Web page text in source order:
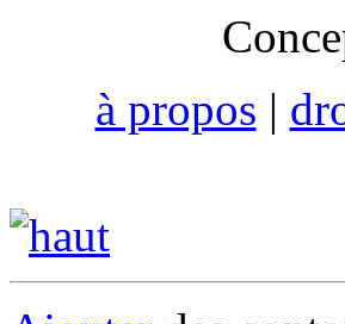
à propos |